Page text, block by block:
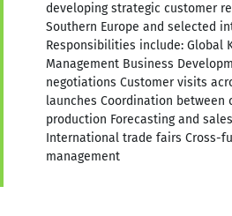
developing strategic customer
Southern Europe and selected
Responsibilities include: Global
Management Business
negotiations Customer visits
launches Coordination between
production Forecasting and
International trade fairs Cross-
management